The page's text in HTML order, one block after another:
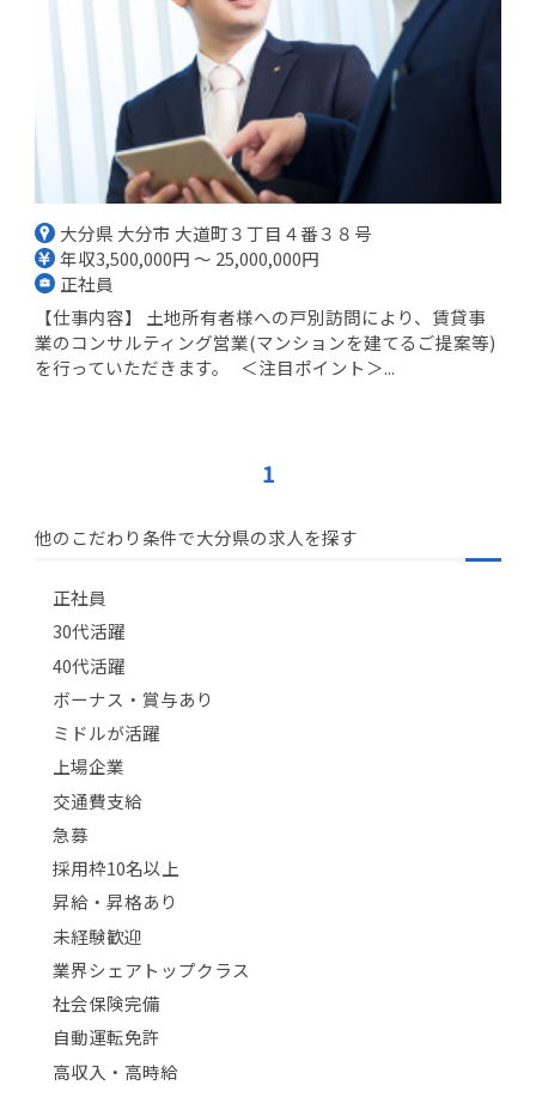
大分県 大分市 大道町３丁目４番３８号
年収3,500,000円 ～ 25,000,000円
正社員
【仕事内容】 土地所有者様への戸別訪問により、賃貸事
業のコンサルティング営業(マンションを建てるご提案等)
を行っていただきます。 ＜注目ポイント＞...
1
他のこだわり条件で大分県の求人を探す
正社員
30代活躍
40代活躍
ボーナス・賞与あり
ミドルが活躍
上場企業
交通費支給
急募
採用枠10名以上
昇給・昇格あり
未経験歓迎
業界シェアトップクラス
社会保険完備
自動運転免許
高収入・高時給